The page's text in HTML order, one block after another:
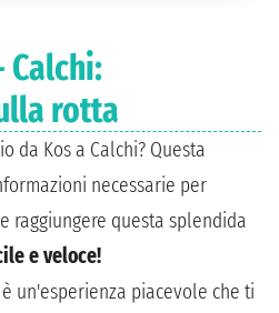
Calchi:
rotta
da Kos a Calchi? Questa
necessarie per
raggiungere questa splendida
e veloce!
un'esperienza piacevole che ti